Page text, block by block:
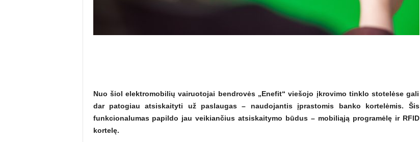
Nuo šiol elektromobilių vairuotojai bendrovės „Enefit“ viešojo įkrovimo tinklo stotelėse gali
dar patogiau atsiskaityti už paslaugas – naudojantis įprastomis banko kortelėmis. Šis
funkcionalumas papildo jau veikiančius atsiskaitymo būdus – mobiliąją programėlę ir RFID
kortelę.